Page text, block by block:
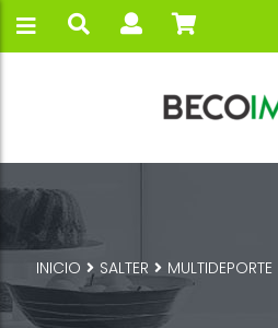
INICIO SALTER MULTIDEPORTE